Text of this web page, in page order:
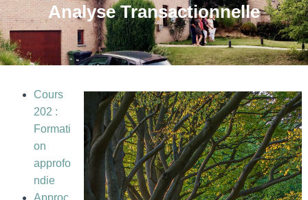
Analyse Transactionnelle
Cours
202 :
Formati
on
approfo
ndie
Approc